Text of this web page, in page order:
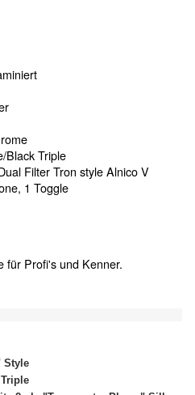
Black Triple
Filter Tron style Alnico V
1 Toggle
für Profi's und Kenner.
Style